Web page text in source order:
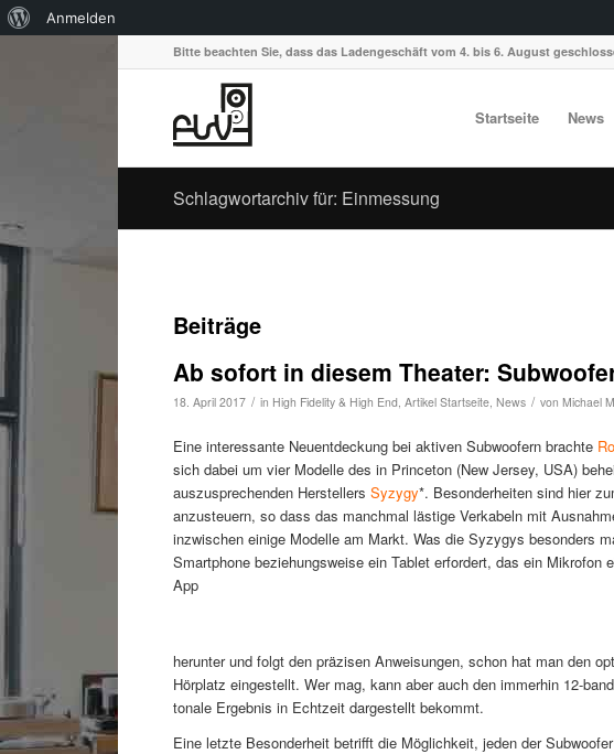
Über
Anmelden
Bitte beachten Sie, dass das Ladengeschäft vom 4. bis 6. August
Startseite News
Schlagwortarchiv für: Einmessung
Beiträge
Ab sofort in diesem Theater:
18. April 2017 / in High Fidelity & High End, Artikel Startseite, News / von Michael
Eine interessante Neuentdeckung bei aktiven Subwoofern brachte
sich dabei um vier Modelle des in Princeton (New Jersey, USA)
auszusprechenden Herstellers Syzygy*. Besonderheiten sind hier
anzusteuern, so dass das manchmal lästige Verkabeln mit
inzwischen einige Modelle am Markt. Was die Syzygys besonders
Smartphone beziehungsweise ein Tablet erfordert, das ein
App
herunter und folgt den präzisen Anweisungen, schon hat man den
Hörplatz eingestellt. Wer mag, kann aber auch den immerhin 12-
tonale Ergebnis in Echtzeit dargestellt bekommt.
Eine letzte Besonderheit betrifft die Möglichkeit, jeden der